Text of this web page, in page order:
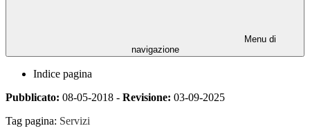
Menu di
navigazione
Indice pagina
Pubblicato: 08-05-2018 - Revisione: 03-09-2025
Tag pagina: Servizi